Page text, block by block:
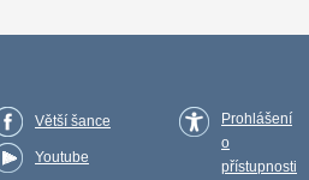
Větší šance
Youtube
Prohlášení
o
přístupnosti